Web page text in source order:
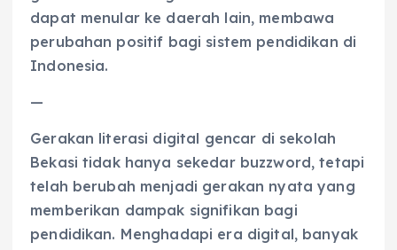
dapat menular ke daerah lain, membawa
perubahan positif bagi sistem pendidikan di
Indonesia.
—
Gerakan literasi digital gencar di sekolah
Bekasi tidak hanya sekedar buzzword, tetapi
telah berubah menjadi gerakan nyata yang
memberikan dampak signifikan bagi
pendidikan. Menghadapi era digital, banyak